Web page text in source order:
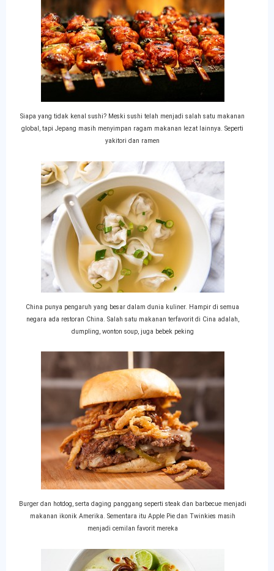
Siapa yang tidak kenal sushi? Meski sushi telah menjadi salah satu makanan
global, tapi Jepang masih menyimpan ragam makanan lezat lainnya. Seperti
yakitori dan ramen
China punya pengaruh yang besar dalam dunia kuliner. Hampir di semua
negara ada restoran China. Salah satu makanan terfavorit di Cina adalah,
dumpling, wonton soup, juga bebek peking
Burger dan hotdog, serta daging panggang seperti steak dan barbecue menjadi
makanan ikonik Amerika. Sementara itu Apple Pie dan Twinkies masih
menjadi cemilan favorit mereka